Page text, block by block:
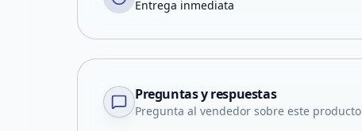
Entrega inmediata
Preguntas y respuestas
Pregunta al vendedor sobre este producto